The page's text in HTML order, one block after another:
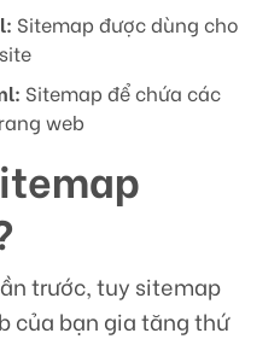
Sitemap được dùng cho
Sitemap để chứa các
web
trước, tuy sitemap
của bạn gia tăng thứ